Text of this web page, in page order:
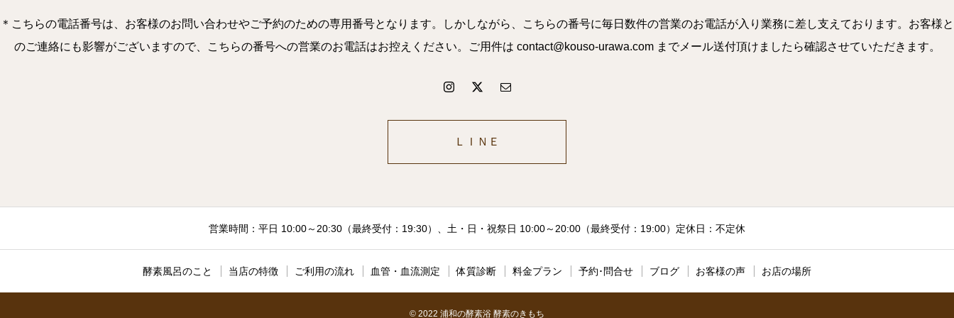
＊こちらの電話番号は、お客様のお問い合わせやご予約のための専用番号となります。しかしながら、こちらの番号に毎日数件の営業のお電話が入り業務に差し支えております。お客様と
のご連絡にも影響がございますので、こちらの番号への営業のお電話はお控えください。ご用件は contact@kouso-urawa.com までメール送付頂けましたら確認させていただきます。
ＬＩＮＥ
営業時間：平日 10:00～20:30（最終受付：19:30）、土・日・祝祭日 10:00～20:00（最終受付：19:00）定休日：不定休
酵素風呂のこと 当店の特徴 ご利用の流れ 血管・血流測定 体質診断 料金プラン 予約･問合せ ブログ お客様の声 お店の場所
© 2022 浦和の酵素浴 酵素のきもち